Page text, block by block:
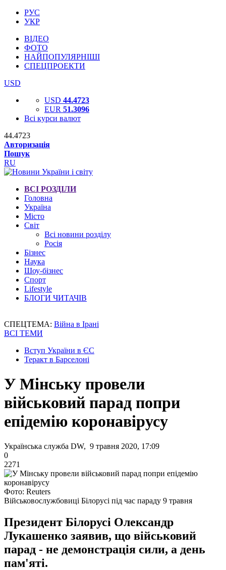
РУС
УКР
ВІДЕО
ФОТО
НАЙПОПУЛЯРНІШІ
СПЕЦПРОЕКТИ
USD
USD 44.4723
EUR 51.3096
Всі курси валют
44.4723
Авторизація
Пошук
RU
ВСІ РОЗДІЛИ
Головна
Україна
Місто
Світ
Всі новини розділу
Росія
Бізнес
Наука
Шоу-бізнес
Спорт
Lifestyle
БЛОГИ ЧИТАЧІВ
СПЕЦТЕМА: Війна в Ірані
ВСІ ТЕМИ
Вступ України в ЄС
Теракт в Барселоні
У Мінську провели
військовий парад попри
епідемію коронавірусу
Українська служба DW, 9 травня 2020, 17:09
0
2271
Фото: Reuters
Військовослужбовиці Білорусі під час параду 9 травня
Президент Білорусі Олександр
Лукашенко заявив, що військовий
парад - не демонстрація сили, а день
пам'яті.